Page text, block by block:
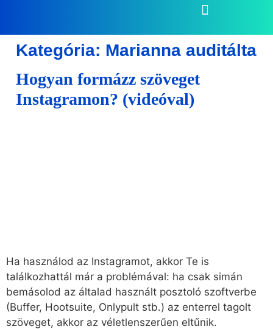
Kategória: Marianna auditálta
Hogyan formázz szöveget
Instagramon? (videóval)
Ha használod az Instagramot, akkor Te is
találkozhattál már a problémával: ha csak simán
bemásolod az általad használt posztoló szoftverbe
(Buffer, Hootsuite, Onlypult stb.) az enterrel tagolt
szöveget, akkor az véletlenszerűen eltűnik.